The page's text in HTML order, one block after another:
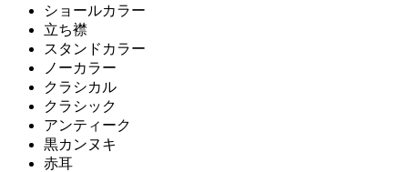
ショールカラー
立ち襟
スタンドカラー
ノーカラー
クラシカル
クラシック
アンティーク
黒カンヌキ
赤耳